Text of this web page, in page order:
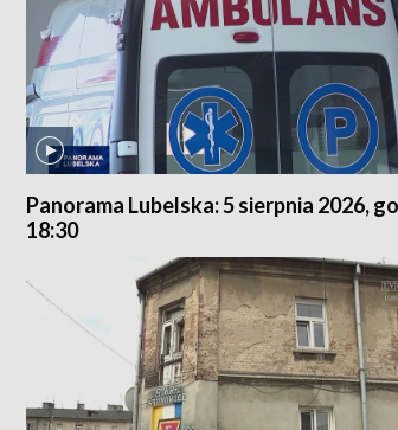
Panorama Lubelska: 5 sierpnia 2026,
18:30